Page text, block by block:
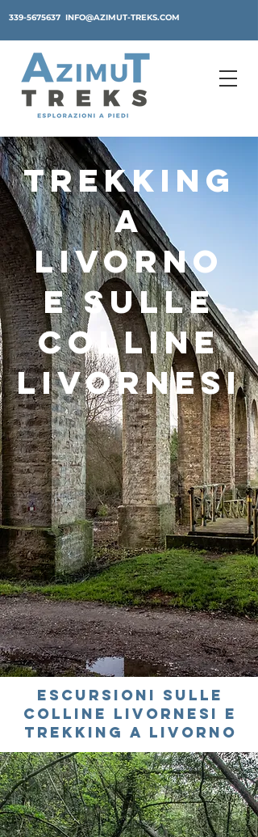
339-5675637 INFO@AZIMUT-TREKS.COM
TREKKING
A
LIVORNO
E SULLE
COLLINE
LIVORNESI
ESCURSIONI SULLE
COLLINE LIVORNESI E
TREKKING A LIVORNO